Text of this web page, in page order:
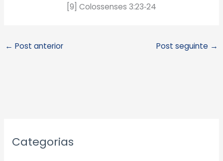
[9] Colossenses 3:23‑24
← Post anterior Post seguinte →
Categorias
r